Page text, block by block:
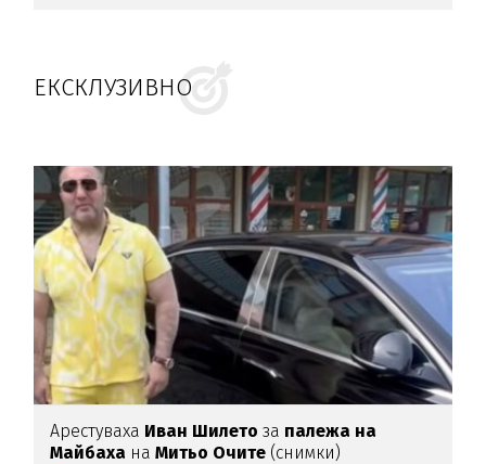
ЕКСКЛУЗИВНО
Арестуваха Иван Шилетоза палежа на
Майбаха наМитьо Очите (снимки)